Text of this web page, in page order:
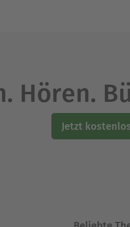
Hören.
Jetzt